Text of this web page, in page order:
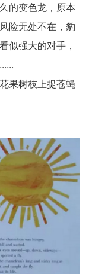
的变色龙，原本
险无处不在，豹
似强大的对手，
果树枝上捉苍蝇